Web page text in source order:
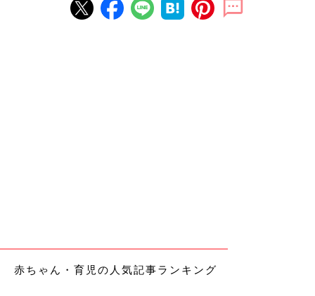
ない！トップス2着GET
赤ちゃん・育児の人気記事ランキング